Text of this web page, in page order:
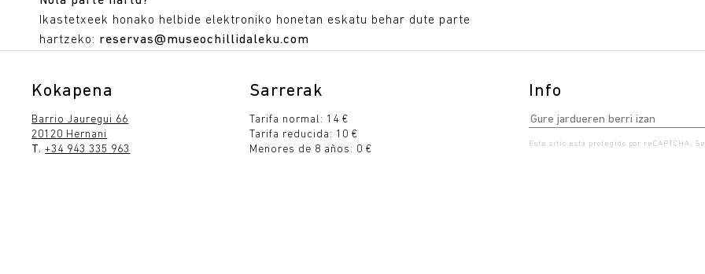
Ikastetxeek honako helbide elektroniko honetan eskatu behar dute parte
hartzeko: reservas@museochillidaleku.com
Kokapena
Barrio Jauregui 66
20120 Hernani
T.+34 943 335 963
Sarrerak
Tarifa normal: 14 €
Tarifa reducida: 10 €
Menores de 8 años: 0 €
Info
Este sitio está protegido por reCAPTCHA.